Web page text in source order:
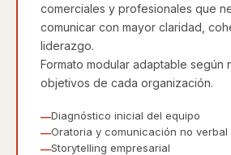
comerciales y profesionales que
comunicar con mayor claridad,
liderazgo.
Formato modular adaptable según
objetivos de cada organización.
Diagnóstico inicial del equipo
Oratoria y comunicación no verbal
Storytelling empresarial